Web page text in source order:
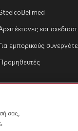
και
Για εμπορικούς
Προμηθευτές
σας,